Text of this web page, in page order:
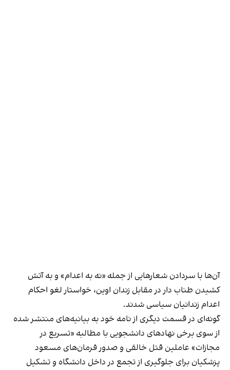
آن‌ها با سردادن شعارهایی از جمله «نه به اعدام» و به آتش
کشیدن طناب دار در مقابل زندان اوین، خواستار لغو احکام
اعدام زندانیان سیاسی شدند.
گونه‌ای در قسمت دیگری از نامه خود به بیانیه‌های منتشر شده
از سوی برخی نهادهای دانشجویی با مطالبه «تسریع در
مجازات» عاملین قتل خالقی و صدور فرمان‌های مسعود
پزشکیان برای جلوگیری از تجمع در داخل دانشگاه و تشکیل